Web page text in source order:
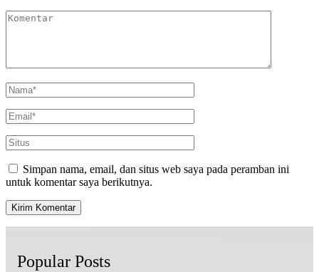
Simpan nama, email, dan situs web saya pada peramban ini
untuk komentar saya berikutnya.
Popular Posts